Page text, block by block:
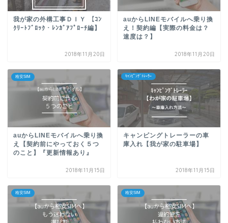
我が家の外構工事ＤＩＹ 【ｺﾝ
ｸﾘｰﾄﾌﾞﾛｯｸ・ﾚﾝｶﾞｱﾌﾟﾛｰﾁ編】
2018年11月20日
auからLINEモバイルへ乗り換
え！契約編【実際の料金は？
速度は？】
2018年11月20日
格安SIM
auからLINEモバイルへ乗り換
え【契約前にやっておく５つ
のこと】『更新情報あり』
2018年11月15日
ｷｬﾝﾋﾟﾝｸﾞﾄﾚｰﾗｰ
キャンピングトレーラーの車
庫入れ【我が家の駐車場】
2018年11月15日
格安SIM 格安SIM